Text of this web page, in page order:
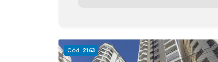
Área Social: Sala ampla ,copa-cozinha
ideal para refeições em família. Lazer
Cód. 2163